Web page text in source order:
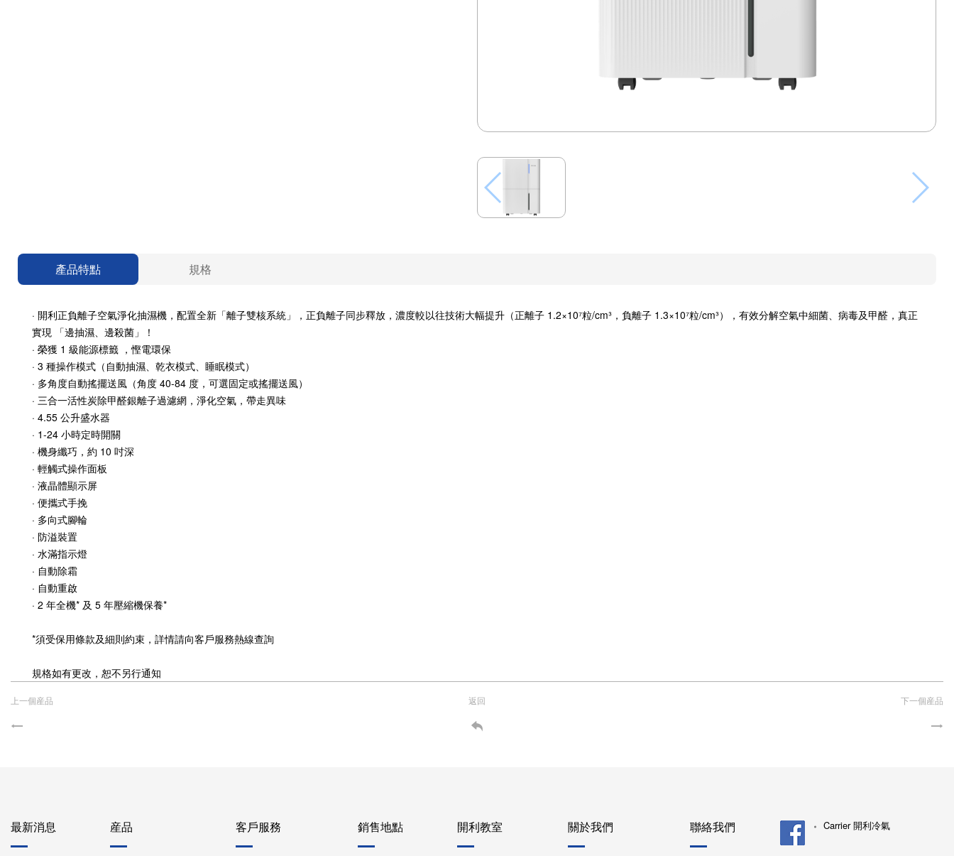
產品特點 規格
· 開利正負離子空氣淨化抽濕機，配置全新「離子雙核系統」，正負離子同步釋放，濃度較以往技術大幅提升（正離子 1.2×10⁷粒/cm³，負離子 1.3×10⁷粒/cm³），有效分解空氣中細菌、病毒及甲醛，真正
實現 「邊抽濕、邊殺菌」！
· 榮獲 1 級能源標籤 ，慳電環保
· 3 種操作模式（自動抽濕、乾衣模式、睡眠模式）
· 多角度自動搖擺送風（角度 40-84 度，可選固定或搖擺送風）
· 三合一活性炭除甲醛銀離子過濾網，淨化空氣，帶走異味
· 4.55 公升盛水器
· 1-24 小時定時開關
· 機身纖巧，約 10 吋深
· 輕觸式操作面板
· 液晶體顯示屏
· 便攜式手挽
· 多向式腳輪
· 防溢裝置
· 水滿指示燈
· 自動除霜
· 自動重啟
· 2 年全機* 及 5 年壓縮機保養*
*須受保用條款及細則約束，詳情請向客戶服務熱線查詢
規格如有更改，恕不另行通知
上一個産品 返回 下一個産品
最新消息 産品 客戶服務 銷售地點 開利教室 關於我們 聯絡我們 Carrier 開利冷氣